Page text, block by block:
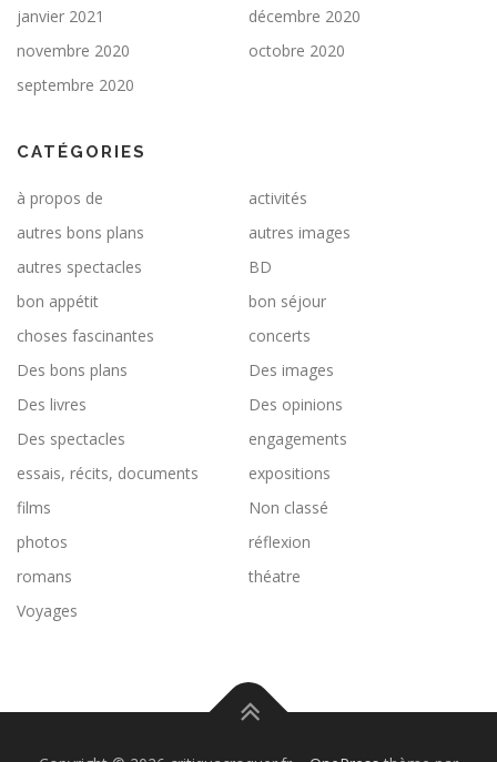
janvier 2021
décembre 2020
novembre 2020
octobre 2020
septembre 2020
CATÉGORIES
à propos de
activités
autres bons plans
autres images
autres spectacles
BD
bon appétit
bon séjour
choses fascinantes
concerts
Des bons plans
Des images
Des livres
Des opinions
Des spectacles
engagements
essais, récits, documents
expositions
films
Non classé
photos
réflexion
romans
théatre
Voyages